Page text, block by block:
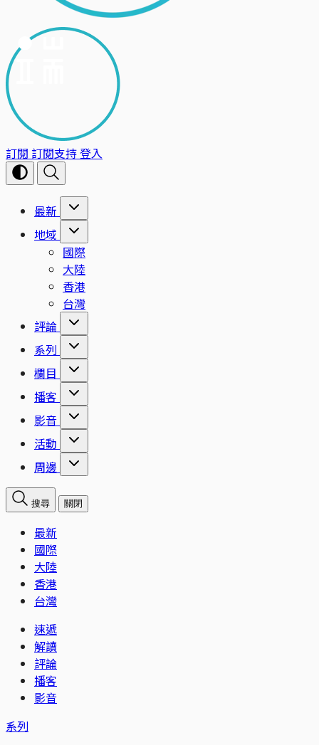
訂閱 訂閱支持登入
最新
地域
國際
大陸
香港
台灣
評論
系列
欄目
播客
影音
活動
周邊
搜尋 關閉
最新
國際
大陸
香港
台灣
速遞
解讀
評論
播客
影音
系列